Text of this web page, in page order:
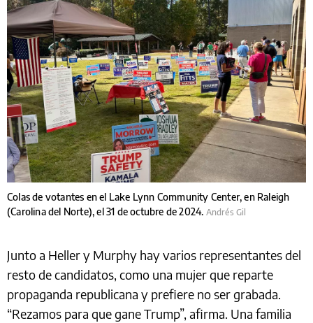
Colas de votantes en el Lake Lynn Community Center, en Raleigh
(Carolina del Norte), el 31 de octubre de 2024. Andrés Gil
Junto a Heller y Murphy hay varios representantes del
resto de candidatos, como una mujer que reparte
propaganda republicana y prefiere no ser grabada.
“Rezamos para que gane Trump”, afirma. Una familia